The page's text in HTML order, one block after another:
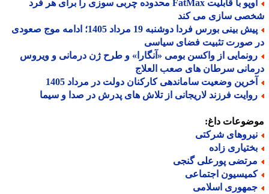
اوپو با قابلیت FatMax محدوده چربی سوزی را برای هر فرد
سازی می کند
پیش بینی بورس فردا دوشنبه 19 مرداد 1405؛ ادامه موج صعودی
صورت تثبیت فضای سیاسی
از واکسن بومی «آنگارا» و طرح ژن درمانی و ویروس
سرطان های صعب العلاج
وضعیت ساماندهی کارکنان دولت در مرداد 1405
فرزند لاریجانی از تلاش های پدرش در صدا و سیما
داغ:
شرکتی
زاده
پورعلی گنجی
اجتماعی
اسلامی